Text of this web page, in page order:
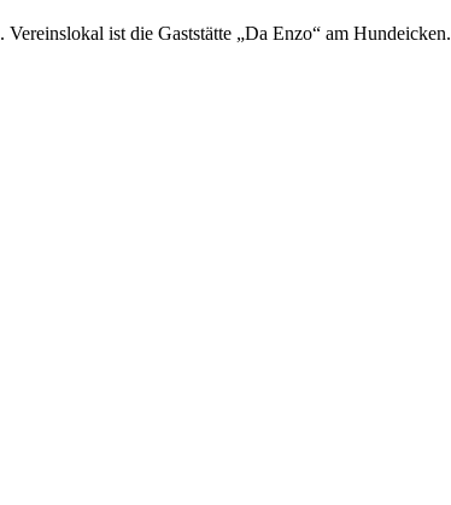
ist die Gaststätte „Da Enzo“ am Hundeicken.